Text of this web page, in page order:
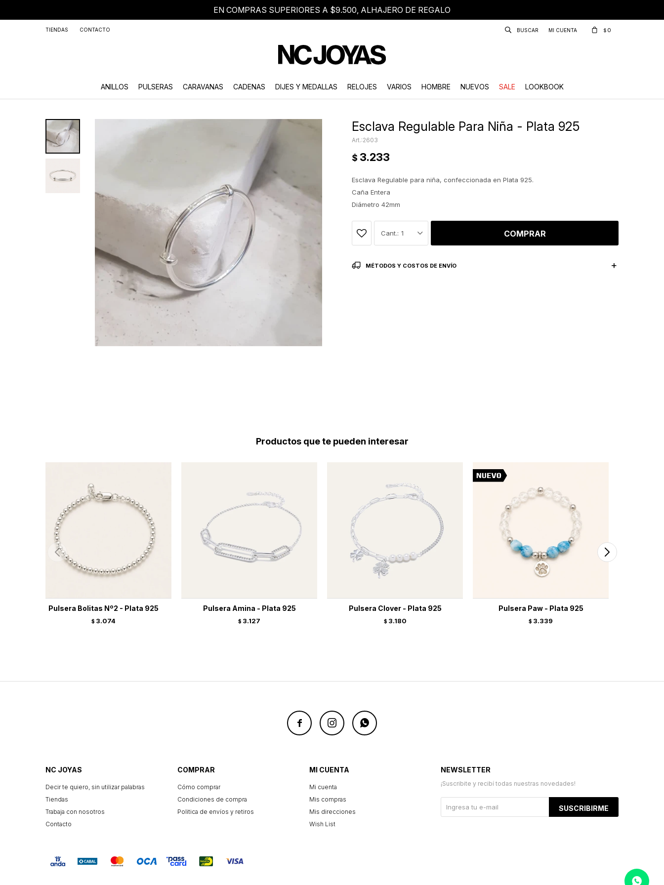
EN COMPRAS SUPERIORES A $9.500, ALHAJERO DE REGALO
ANILLOS PULSERAS CARAVANAS CADENAS DIJES Y MEDALLAS RELOJES VARIOS HOMBRE NUEVOS SALE LOOKBOOK
$ 0
TIENDAS CONTACTO
Esclava Regulable Para Niña - Plata 925
2603
$ 3.233
Esclava Regulable para niña, confeccionada en Plata 925.
Caña Entera
Diámetro 42mm
1 COMPRAR
MÉTODOS Y COSTOS DE ENVÍO
Productos que te pueden interesar
Pulsera Bolitas Nº2 - Plata 925
$ 3.074
Pulsera Amina - Plata 925
$ 3.127
Pulsera Clover - Plata 925
$ 3.180
Pulsera Paw - Plata 925
$ 3.339
  
NC JOYAS
Decir te quiero, sin utilizar palabras
Tiendas
Trabaja con nosotros
Contacto
COMPRAR
Cómo comprar
Condiciones de compra
Politica de envíos y retiros
MI CUENTA
Mi cuenta
Mis compras
Mis direcciones
Wish List
NEWSLETTER
¡Suscribite y recibí todas nuestras novedades!
SUSCRIBIRME